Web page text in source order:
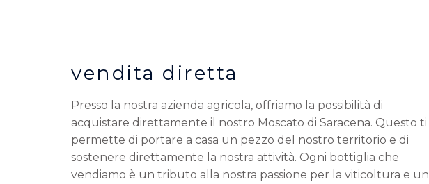
vendita diretta
Presso la nostra azienda agricola, offriamo la possibilità di
acquistare direttamente il nostro Moscato di Saracena. Questo ti
permette di portare a casa un pezzo del nostro territorio e di
sostenere direttamente la nostra attività. Ogni bottiglia che
vendiamo è un tributo alla nostra passione per la viticoltura e un